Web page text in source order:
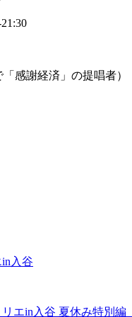
感謝経済」の提唱者）
in入谷
リエin入谷 夏休み特別